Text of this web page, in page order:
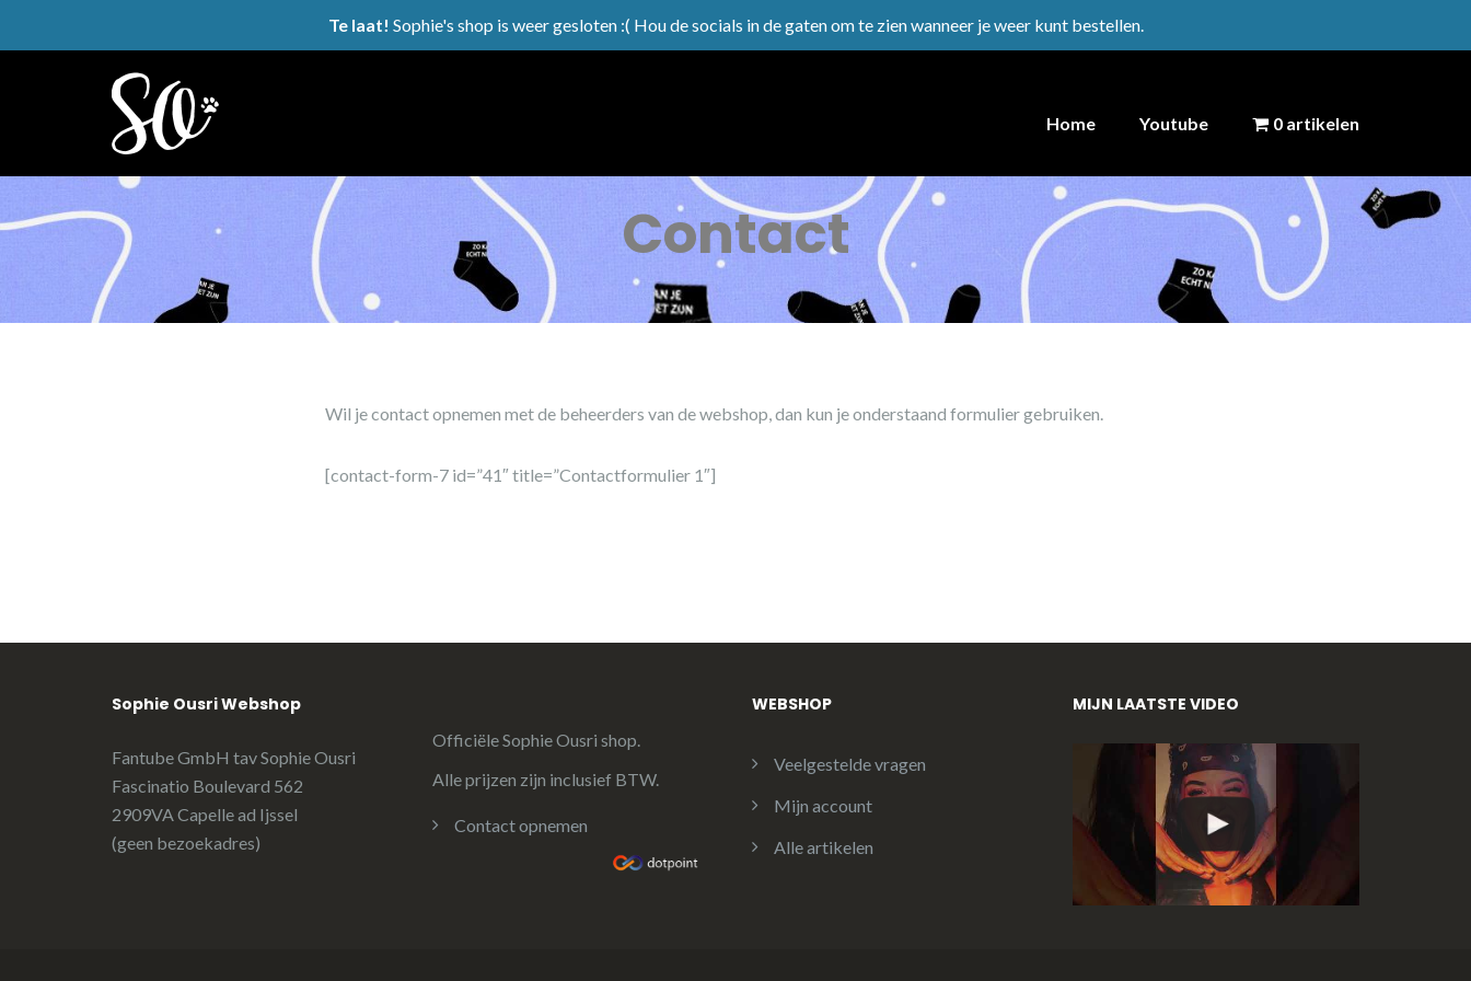
Home Youtube 0 artikelen
Contact
Wil je contact opnemen met de beheerders van de webshop, dan kun je onderstaand formulier gebruiken.
[contact-form-7 id=”41″ title=”Contactformulier 1″]
Sophie Ousri Webshop
Fantube GmbH tav Sophie Ousri
Fascinatio Boulevard 562
2909VA Capelle ad Ijssel
(geen bezoekadres)
Officiële Sophie Ousri shop.
Alle prijzen zijn inclusief BTW.
Contact opnemen
WEBSHOP
Veelgestelde vragen
Mijn account
Alle artikelen
MIJN LAATSTE VIDEO
Te laat! Sophie's shop is weer gesloten :( Hou de socials in de gaten om te zien wanneer je weer kunt bestellen.